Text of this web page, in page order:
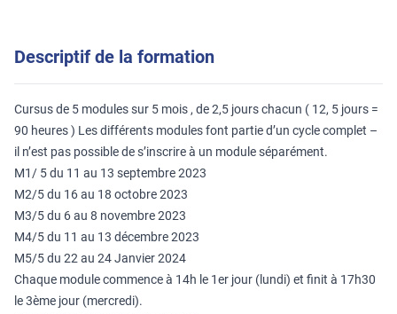
Descriptif de la formation
Cursus de 5 modules sur 5 mois , de 2,5 jours chacun ( 12, 5 jours =
90 heures ) Les différents modules font partie d’un cycle complet –
il n’est pas possible de s’inscrire à un module séparément.
M1/ 5 du 11 au 13 septembre 2023
M2/5 du 16 au 18 octobre 2023
M3/5 du 6 au 8 novembre 2023
M4/5 du 11 au 13 décembre 2023
M5/5 du 22 au 24 Janvier 2024
Chaque module commence à 14h le 1er jour (lundi) et finit à 17h30
le 3ème jour (mercredi).